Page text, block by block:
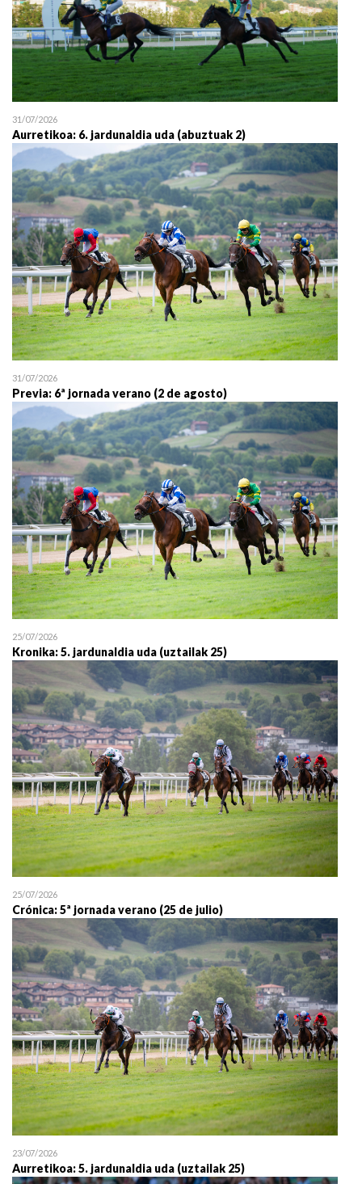
31/07/2026
Aurretikoa: 6. jardunaldia uda (abuztuak 2)
31/07/2026
Previa: 6ª jornada verano (2 de agosto)
25/07/2026
Kronika: 5. jardunaldia uda (uztailak 25)
25/07/2026
Crónica: 5ª jornada verano (25 de julio)
23/07/2026
Aurretikoa: 5. jardunaldia uda (uztailak 25)